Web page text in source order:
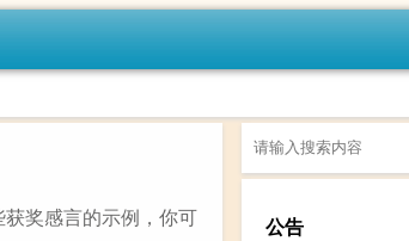
奖感言的示例，你可
公告